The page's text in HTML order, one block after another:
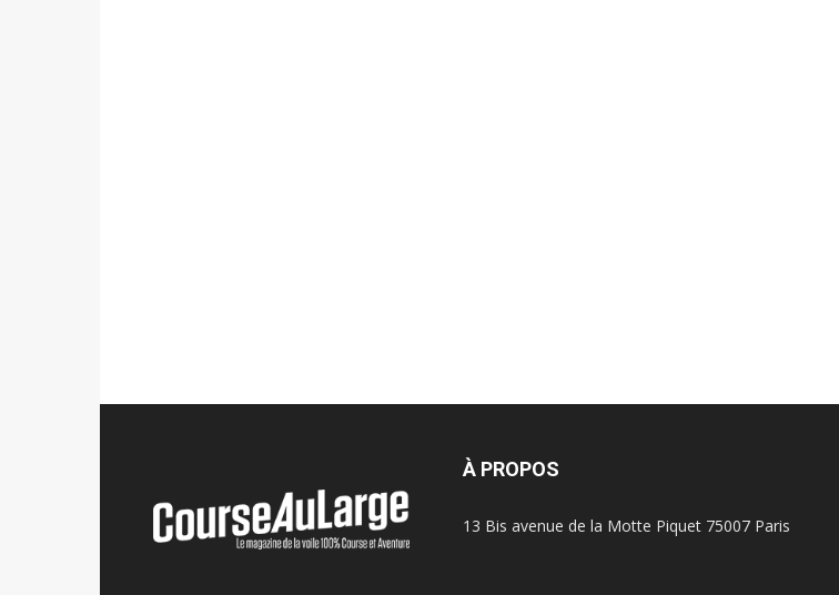
À PROPOS
13 Bis avenue de la Motte Piquet 75007 Paris